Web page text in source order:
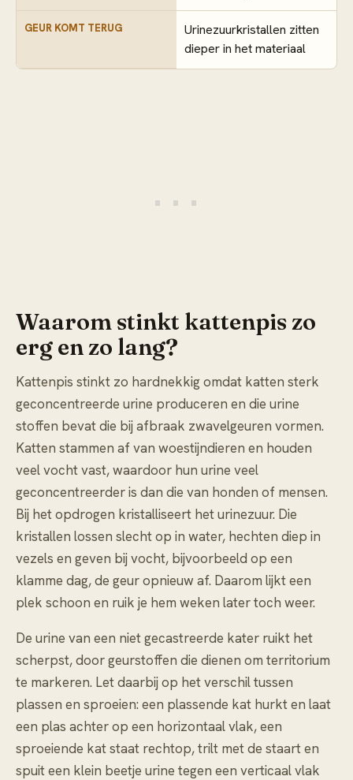
GEUR KOMT TERUG
Urinezuurkristallen zitten
dieper in het materiaal
Waarom stinkt kattenpis zo
erg en zo lang?
Kattenpis stinkt zo hardnekkig omdat katten sterk
geconcentreerde urine produceren en die urine
stoffen bevat die bij afbraak zwavelgeuren vormen.
Katten stammen af van woestijndieren en houden
veel vocht vast, waardoor hun urine veel
geconcentreerder is dan die van honden of mensen.
Bij het opdrogen kristalliseert het urinezuur. Die
kristallen lossen slecht op in water, hechten diep in
vezels en geven bij vocht, bijvoorbeeld op een
klamme dag, de geur opnieuw af. Daarom lijkt een
plek schoon en ruik je hem weken later toch weer.
De urine van een niet gecastreerde kater ruikt het
scherpst, door geurstoffen die dienen om territorium
te markeren. Let daarbij op het verschil tussen
plassen en sproeien: een plassende kat hurkt en laat
een plas achter op een horizontaal vlak, een
sproeiende kat staat rechtop, trilt met de staart en
spuit een klein beetje urine tegen een verticaal vlak